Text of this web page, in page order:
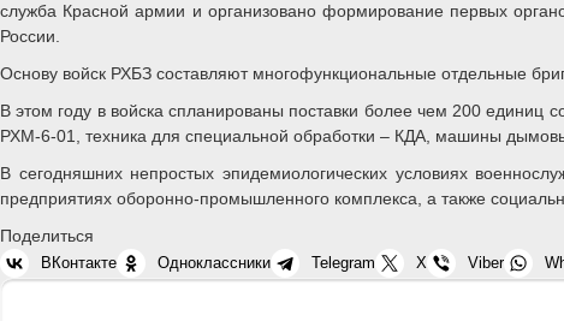
служба Красной армии и организовано формирование первых
России.
Основу войск РХБЗ составляют многофункциональные отдельные
В этом году в войска спланированы поставки более чем 200
РХМ-6-01, техника для специальной обработки – КДА, машины
В сегодняшних непростых эпидемиологических условиях
предприятиях оборонно-промышленного комплекса, а также
Поделиться
ВКонтакте Одноклассники Telegram X Viber